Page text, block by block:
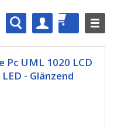
Pc UML 1020 LCD
- Glänzend